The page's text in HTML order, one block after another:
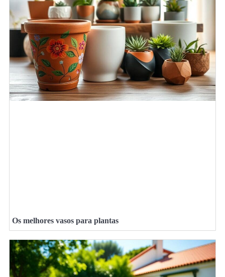
Os melhores vasos para plantas